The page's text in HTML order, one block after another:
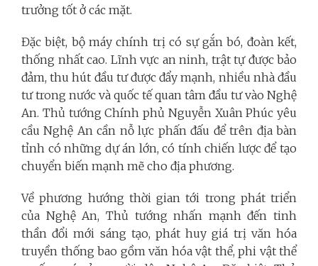
trưởng tốt ở các mặt.
Đặc biệt, bộ máy chính trị có sự gắn bó, đoàn kết,
thống nhất cao. Lĩnh vực an ninh, trật tự được bảo
đảm, thu hút đầu tư được đẩy mạnh, nhiều nhà đầu
tư trong nước và quốc tế quan tâm đầu tư vào Nghệ
An. Thủ tướng Chính phủ Nguyễn Xuân Phúc yêu
cầu Nghệ An cần nỗ lực phấn đấu để trên địa bàn
tỉnh có những dự án lớn, có tính chiến lược để tạo
chuyển biến mạnh mẽ cho địa phương.
Về phương hướng thời gian tới trong phát triển
của Nghệ An, Thủ tướng nhấn mạnh đến tinh
thần đổi mới sáng tạo, phát huy giá trị văn hóa
truyền thống bao gồm văn hóa vật thể, phi vật thể